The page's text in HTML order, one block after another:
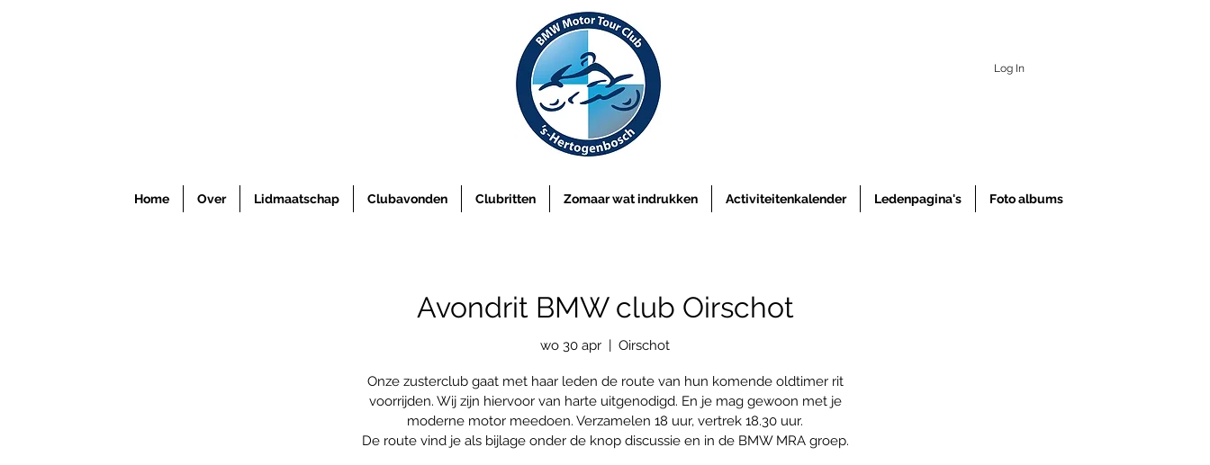
Log In
Home Over Lidmaatschap Clubavonden Clubritten Zomaar wat indrukken Activiteitenkalender Ledenpagina's Foto albums
Avondrit BMW club Oirschot
wo 30 apr
  |
Oirschot
Onze zusterclub gaat met haar leden de route van hun komende oldtimer rit
voorrijden. Wij zijn hiervoor van harte uitgenodigd. En je mag gewoon met je
moderne motor meedoen. Verzamelen 18 uur, vertrek 18.30 uur.
De route vind je als bijlage onder de knop discussie en in de BMW MRA groep.